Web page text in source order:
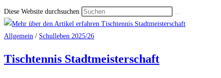
Diese Website durchsuchen
Allgemein / Schulleben 2025/26
Tischtennis Stadtmeisterschaft